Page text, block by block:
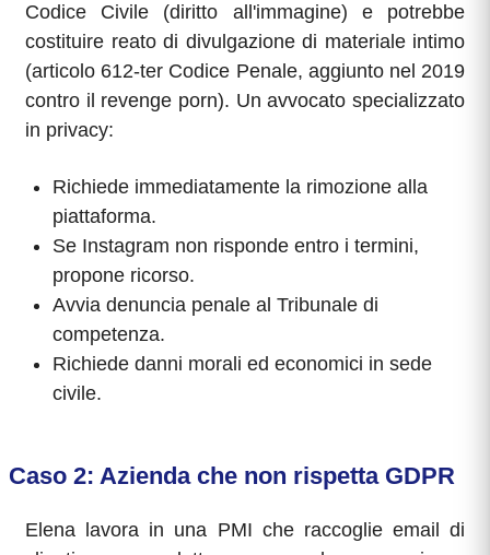
Codice Civile (diritto all'immagine) e potrebbe
costituire reato di divulgazione di materiale intimo
(articolo 612-ter Codice Penale, aggiunto nel 2019
contro il revenge porn). Un avvocato specializzato
in privacy:
Richiede immediatamente la rimozione alla
piattaforma.
Se Instagram non risponde entro i termini,
propone ricorso.
Avvia denuncia penale al Tribunale di
competenza.
Richiede danni morali ed economici in sede
civile.
Caso 2: Azienda che non rispetta GDPR
Elena lavora in una PMI che raccoglie email di